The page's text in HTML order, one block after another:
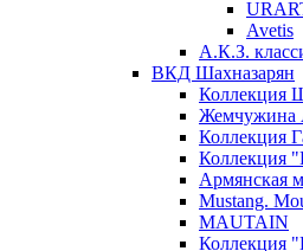
Avetis
А.К.З.
ВКД Шахназарян
Жемчужина
Коллекция
Коллекция
Армянская
Mustang.
MAUTAIN
Коллекция